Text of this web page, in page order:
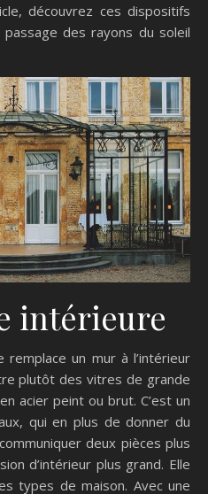
découvrez ces dispositifs
des rayons du soleil
intérieure
un mur à l’intérieur
plutôt des vitres de grande
acier peint ou brut. C’est un
qui en plus de donner du
deux pièces plus
d’intérieur plus grand. Elle
types de maison. Avec une